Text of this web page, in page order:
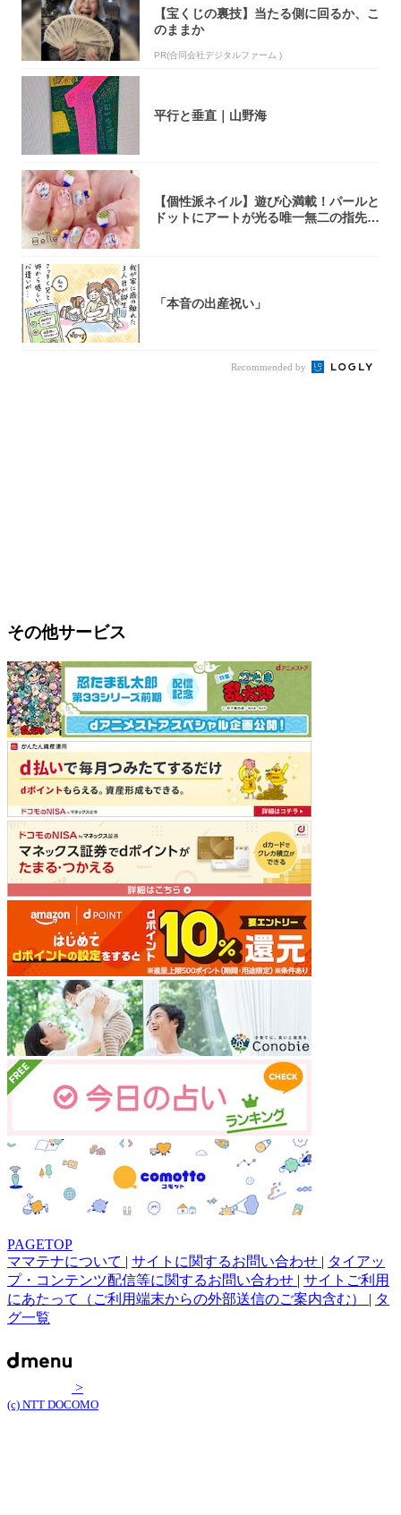
【宝くじの裏技】当たる側に回るか、こ
のままか
PR(合同会社デジタルファーム )
平行と垂直｜山野海
【個性派ネイル】遊び心満載！パールと
ドットにアートが光る唯一無二の指先が
「本音の出産祝い」
Recommended by
その他サービス
PAGETOP
ママテナについて | サイトに関するお問い合わせ | タイアッ
プ・コンテンツ配信等に関するお問い合わせ | サイトご利用
にあたって（ご利用端末からの外部送信のご案内含む） | タ
グ一覧
>
(c) NTT DOCOMO